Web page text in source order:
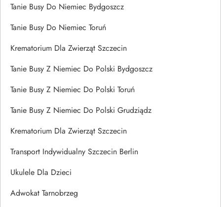
Tanie Busy Do Niemiec Bydgoszcz
Tanie Busy Do Niemiec Toruń
Krematorium Dla Zwierząt Szczecin
Tanie Busy Z Niemiec Do Polski Bydgoszcz
Tanie Busy Z Niemiec Do Polski Toruń
Tanie Busy Z Niemiec Do Polski Grudziądz
Krematorium Dla Zwierząt Szczecin
Transport Indywidualny Szczecin Berlin
Ukulele Dla Dzieci
Adwokat Tarnobrzeg